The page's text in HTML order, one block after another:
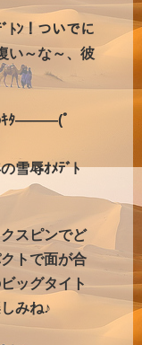
ﾄﾝ！ついでに
い～な～、彼
ｷﾀ―――(ﾟ
雪辱ｵﾒﾃﾞﾄ
スピンでど
トで面が合
ッグタイト
みね♪